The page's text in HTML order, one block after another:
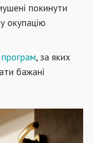
покинути
окупацію
, за яких
бажані